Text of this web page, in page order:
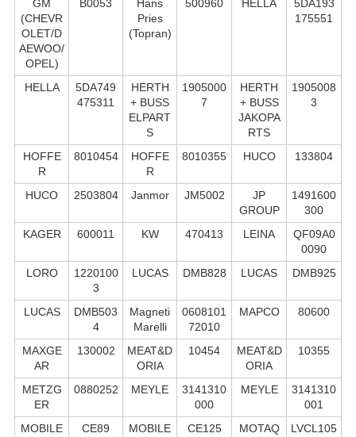
GM
(CHEVR
OLET/D
AEWOO/
OPEL)
B0053
Hans
Pries
(Topran)
500960 HELLA
5DA193
175551
HELLA
5DA749
475311
HERTH
+ BUSS
ELPART
S
1905000
7
HERTH
+ BUSS
JAKOPA
RTS
1905008
3
HOFFE
R
8010454
HOFFE
R
8010355 HUCO 133804
HUCO 2503804 Janmor JM5002
JP
GROUP
1491600
300
KAGER
600011 KW 470413 LEINA
QF09A0
0090
LORO
1220100
3
LUCAS DMB828 LUCAS DMB925
LUCAS
DMB503
4
Magneti
Marelli
0608101
72010
MAPCO 80600
MAXGE
AR
130002
MEAT&D
ORIA
10454
MEAT&D
ORIA
10355
METZG
ER
0880252 MEYLE
3141310
000
MEYLE
3141310
001
MOBILE
CE89
MOBILE
CE125
MOTAQ
LVCL105